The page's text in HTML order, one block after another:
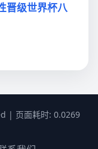
晋级世界杯八
| 页面耗时: 0.0269